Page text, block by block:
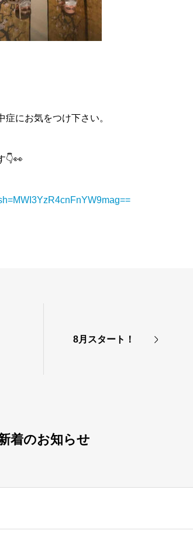
にお気をつけ下さい。
👇👀
8月スタート！
着のお知らせ